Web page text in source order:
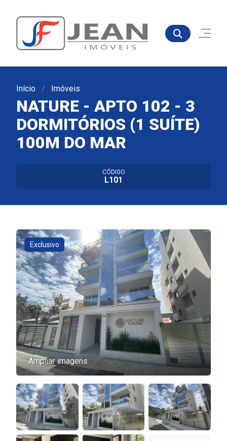
Início Imóveis
NATURE - APTO 102 - 3
DORMITÓRIOS (1 SUÍTE)
100M DO MAR
CÓDIGO
L101
Ampliar imagens
Exclusivo